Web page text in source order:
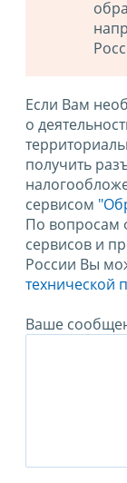
Если Вам
о
получить
сервисом
По вопросам
сервисов и
России Вы
технической
Ваше